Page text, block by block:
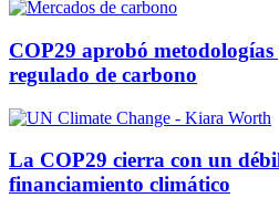
COP29 aprobó
regulado de carbono
La COP29 cierra con un
financiamiento climático